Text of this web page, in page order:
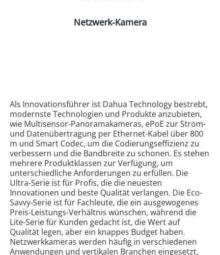
Netzwerk-Kamera
Als Innovationsführer ist Dahua Technology bestrebt,
modernste Technologien und Produkte anzubieten,
wie Multisensor-Panoramakameras, ePoE zur Strom-
und Datenübertragung per Ethernet-Kabel über 800
m und Smart Codec, um die Codierungseffizienz zu
verbessern und die Bandbreite zu schonen. Es stehen
mehrere Produktklassen zur Verfügung, um
unterschiedliche Anforderungen zu erfüllen. Die
Ultra-Serie ist für Profis, die die neuesten
Innovationen und beste Qualität verlangen. Die Eco-
Savvy-Serie ist für Fachleute, die ein ausgewogenes
Preis-Leistungs-Verhältnis wünschen, während die
Lite-Serie für Kunden gedacht ist, die Wert auf
Qualität legen, aber ein knappes Budget haben.
Netzwerkkameras werden häufig in verschiedenen
Anwendungen und vertikalen Branchen eingesetzt.